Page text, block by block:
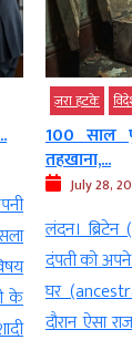
के
ज़रा हटके देश
बिना पैरों
July 27,
जीवों में
शारीरिक
चलने की
जिज्ञासा का